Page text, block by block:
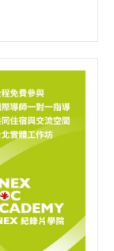
申請計畫須為
全程陪伴，參
通能力。 入
活動；若無
式
名及參與，
23時59分前
：預計於2026